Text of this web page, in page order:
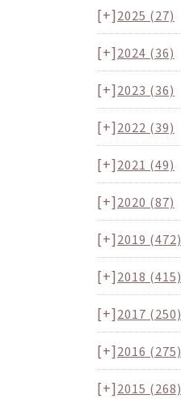
[+]2025 (27)
[+]2024 (36)
[+]2023 (36)
[+]2022 (39)
[+]2021 (49)
[+]2020 (87)
[+]2019 (472)
[+]2018 (415)
[+]2017 (250)
[+]2016 (275)
[+]2015 (268)